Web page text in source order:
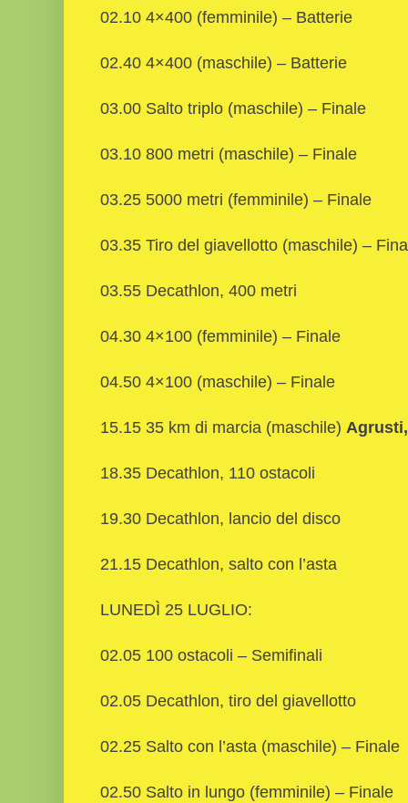
02.10 4×400 (femminile) – Batterie
02.40 4×400 (maschile) – Batterie
03.00 Salto triplo (maschile) – Finale
03.10 800 metri (maschile) – Finale
03.25 5000 metri (femminile) – Finale
03.35 Tiro del giavellotto (maschile) –
03.55 Decathlon, 400 metri
04.30 4×100 (femminile) – Finale
04.50 4×100 (maschile) – Finale
15.15 35 km di marcia (maschile)
18.35 Decathlon, 110 ostacoli
19.30 Decathlon, lancio del disco
21.15 Decathlon, salto con l’asta
LUNEDÌ 25 LUGLIO:
02.05 100 ostacoli – Semifinali
02.05 Decathlon, tiro del giavellotto
02.25 Salto con l’asta (maschile) – Finale
02.50 Salto in lungo (femminile) – Finale